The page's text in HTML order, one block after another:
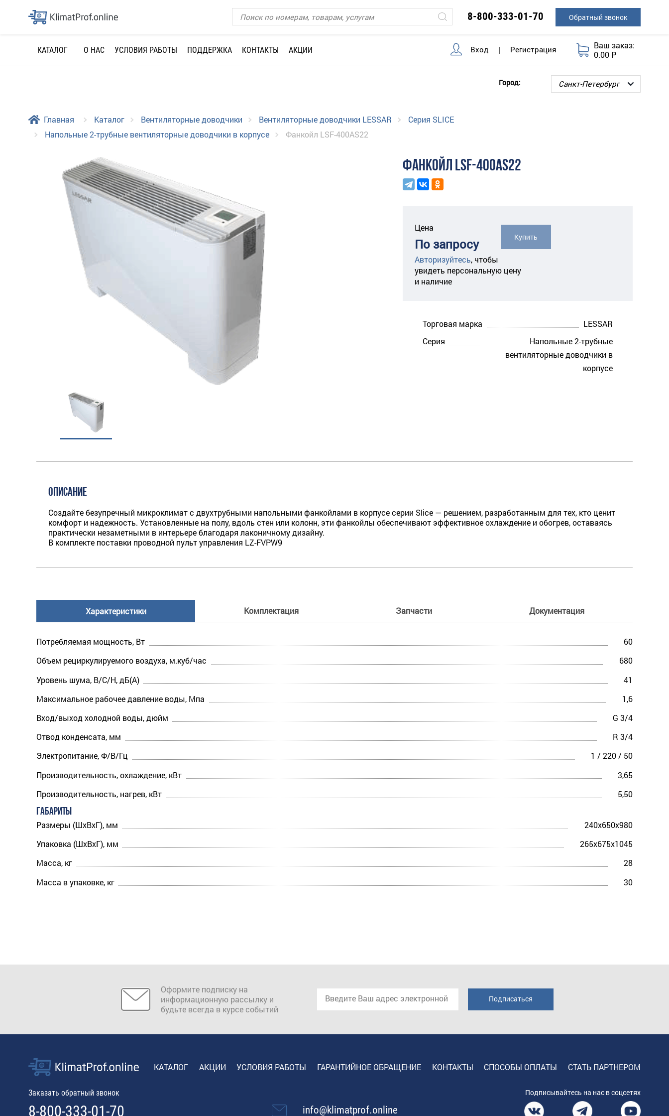
8-800-333-01-70 Обратный звонок
КАТАЛОГ О НАС УСЛОВИЯ РАБОТЫ ПОДДЕРЖКА КОНТАКТЫ АКЦИИ Вход | Регистрация
Ваш заказ:
0.00 Р
Город:
Главная Каталог Вентиляторные доводчики Вентиляторные доводчики LESSAR
Серия SLICE
Напольные 2-трубные вентиляторные доводчики в корпусе
Фанкойл LSF-400AS22
ФАНКОЙЛ LSF-400AS22
Цена
По запросу
Авторизуйтесь, чтобы
увидеть персональную цену
и наличие
Купить
Торговая марка
LESSAR
Серия
Напольные 2-трубные
вентиляторные доводчики в
корпусе
ОПИСАНИЕ
Создайте безупречный микроклимат с двухтрубными напольными фанкойлами в корпусе серии Slice — решением, разработанным для тех, кто ценит
комфорт и надежность. Установленные на полу, вдоль стен или колонн, эти фанкойлы обеспечивают эффективное охлаждение и обогрев, оставаясь
практически незаметными в интерьере благодаря лаконичному дизайну.
В комплекте поставки проводной пульт управления LZ-FVPW9
Характеристики Комплектация Запчасти Документация
Потребляемая мощность, Вт
60
Объем рециркулируемого воздуха, м.куб/час
680
Уровень шума, В/С/Н, дБ(А)
41
Максимальное рабочее давление воды, Мпа
1,6
Вход/выход холодной воды, дюйм
G 3/4
Отвод конденсата, мм
R 3/4
Электропитание, Ф/В/Гц
1 / 220 / 50
Производительность, охлаждение, кВт
3,65
Производительность, нагрев, кВт
5,50
ГАБАРИТЫ
Размеры (ШхВхГ), мм
240x650x980
Упаковка (ШхВхГ), мм
265x675x1045
Масса, кг
28
Масса в упаковке, кг
30
Оформите подписку на
информационную рассылку и
будьте всегда в курсе событий
КАТАЛОГ АКЦИИ УСЛОВИЯ РАБОТЫ ГАРАНТИЙНОЕ ОБРАЩЕНИЕ КОНТАКТЫ СПОСОБЫ ОПЛАТЫ СТАТЬ ПАРТНЕРОМ
Заказать обратный звонок
8-800-333-01-70 info@klimatprof.online
Подписывайтесь на нас в соцсетях